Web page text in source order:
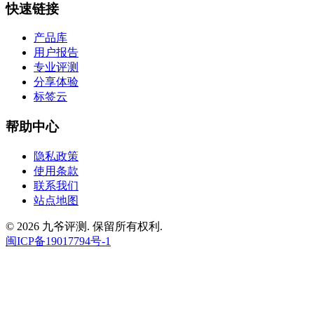
快速链接
产品库
用户报告
专业评测
分享体验
标签云
帮助中心
隐私政策
使用条款
联系我们
站点地图
© 2026 九爷评测. 保留所有权利.
闽ICP备19017794号-1